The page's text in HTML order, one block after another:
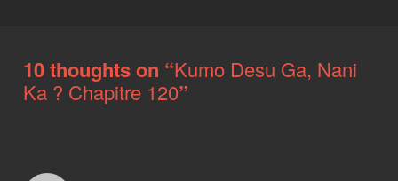
10 thoughts on “Kumo Desu Ga, Nani
Ka ? Chapitre 120”